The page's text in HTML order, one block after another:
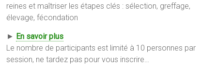
reines et maîtriser les étapes clés : sélection, greffage,
élevage, fécondation
► En savoir plus
Le nombre de participants est limité à 10 personnes par
session, ne tardez pas pour vous inscrire…